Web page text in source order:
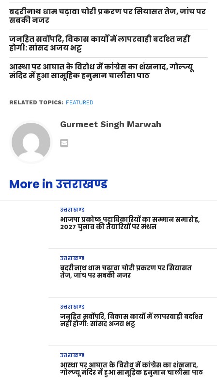
बदरीनाथ धाम चढ़ावा चोरी प्रकरण पर सियासत तेज, जांच पर
सबकी नजर
जनहित सर्वोपरि, विकास कार्यों में लापरवाही बर्दाश्त नहीं
होगी: सांसद अजय भट्ट
आस्था पर आघात के विरोध में कांग्रेस का शंखनाद, गोल्ज्यू
मंदिर में हुआ सामूहिक हनुमान चालीसा पाठ
RELATED TOPICS: FEATURED
Gurmeet Singh Marwah
More in उत्तराखण्ड
उत्तराखण्ड
भाजपा प्रकोष्ठ पदाधिकारियों का सम्मान समारोह,
2027 चुनाव की तैयारियों पर मंथन
उत्तराखण्ड
बदरीनाथ धाम चढ़ावा चोरी प्रकरण पर सियासत
तेज, जांच पर सबकी नजर
उत्तराखण्ड
जनहित सर्वोपरि, विकास कार्यों में लापरवाही बर्दाश्त
नहीं होगी: सांसद अजय भट्ट
उत्तराखण्ड
आस्था पर आघात के विरोध में कांग्रेस का शंखनाद,
गोल्ज्यू मंदिर में हुआ सामूहिक हनुमान चालीसा पाठ